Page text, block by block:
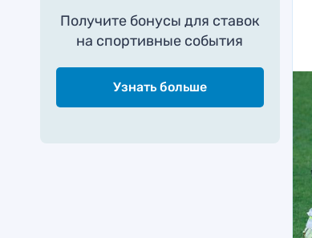
Получите бонусы для ставок
на спортивные события
Узнать больше